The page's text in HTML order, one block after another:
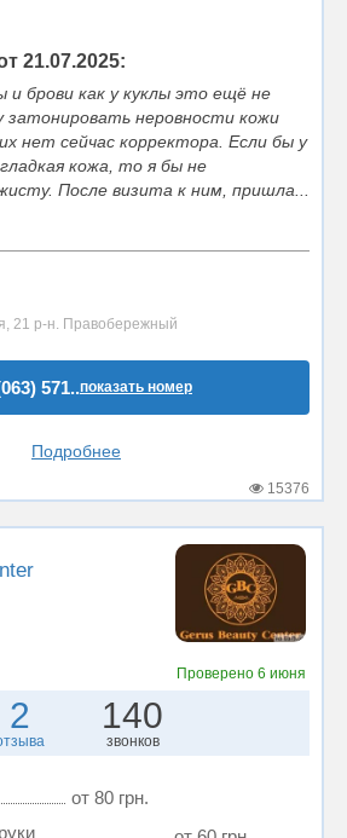
21.07.2025:
и брови как у куклы это ещё не
затонировать неровности кожи
нет сейчас корректора. Если бы у
кожа, то я бы не
После визита к ним, пришла...
21 р-н. Правобережный
571..показать номер
Подробнее
15376
Проверено 6 июня
2 140
звонков
от 80 грн.